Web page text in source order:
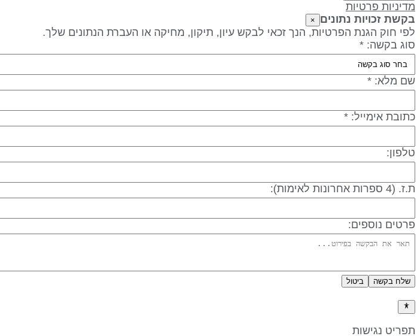
מדיניות פרטיות
בקשת זכויות נתונים
×
לפי חוק הגנת הפרטיות, הנך זכאי לבקש עיון, תיקון, מחיקה או העברת הנתונים שלך.
סוג בקשה: *
שם מלא: *
כתובת אימייל: *
טלפון:
ת.ז. (4 ספרות אחרונות לאימות):
פרטים נוספים:
שלח בקשה ביטול
תפריט נגישות